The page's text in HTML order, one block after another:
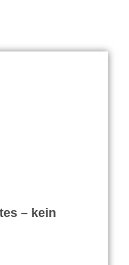
– kein